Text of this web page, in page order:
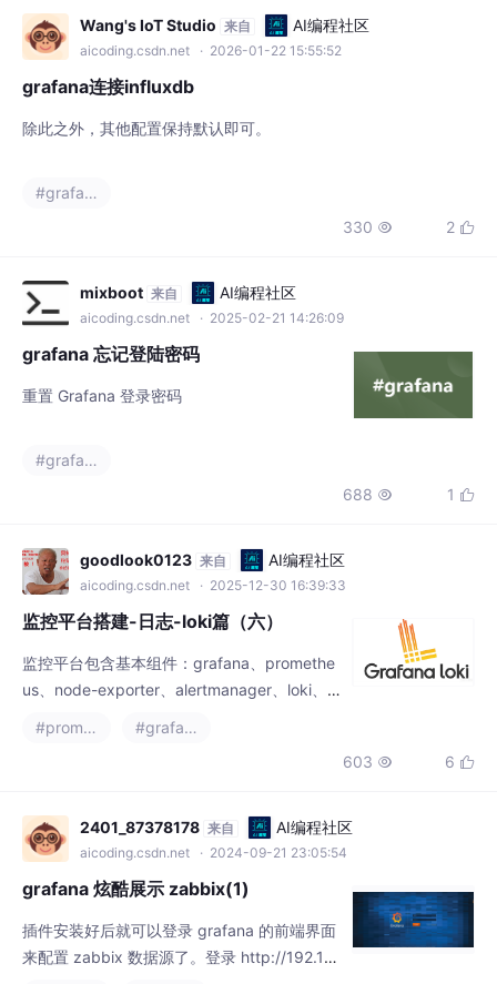
Wang's IoT Studio 来自 AI编程社区
aicoding.csdn.net · 2026-01-22 15:55:52
grafana连接influxdb
除此之外，其他配置保持默认即可。
#grafana
330  2 
mixboot 来自 AI编程社区
aicoding.csdn.net · 2025-02-21 14:26:09
grafana 忘记登陆密码
重置 Grafana 登录密码
#grafana
688  1 
goodlook0123 来自 AI编程社区
aicoding.csdn.net · 2025-12-30 16:39:33
监控平台搭建-日志-loki篇（六）
监控平台包含基本组件：grafana、promethe
us、node-exporter、alertmanager、loki、al
控，对服务器异常的报警，对Java服务异常的
#prometheus
#grafana
603  6 
2401_87378178 来自 AI编程社区
aicoding.csdn.net · 2024-09-21 23:05:54
grafana 炫酷展示 zabbix(1)
插件安装好后就可以登录 grafana 的前端界面
来配置 zabbix 数据源了。登录 http://192.16